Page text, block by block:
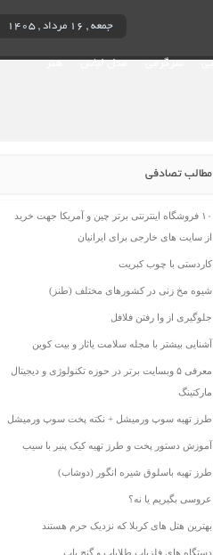
جمعه , ۱۶ مرداد , ۱۴۰۵
مطالب تصادفی
۱۰ فروشگاه اینترنتی برتر چین و آمریکا جهت خرید
از سایت های خارجی برای ایرانیان
کاردستی با چوب کبریت
شیوه مخ زنی در کشورهای مختلف (طنز)
جلوگیری از وا رفتن فلافل
آشنایی بیشتر با مجله سلامت یاثار و بیت کوین
معرفی ۵ وبسایت برتر در حوزه تکنولوژی و دیجیتال
مارکتینگ
طرز تهیه سوپ ورمیشل + نکته پخت سوپ ورمیشل
آموزش دستور پخت و طرز تهیه کیک پنیر با سیب
طرز تهیه باسلوق شیره انگور (دوشاب)
عروسی بگیریم یا نه؟
بهترین هتل های کربلا که نزدیک حرم هستند
دستگاه‌ های فلزیاب طلایاب و گنج‌ یاب